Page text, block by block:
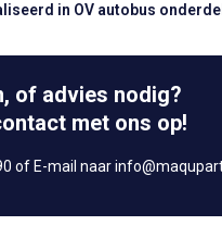
in OV autobus
of advies nodig?
met ons op!
of E-mail naar